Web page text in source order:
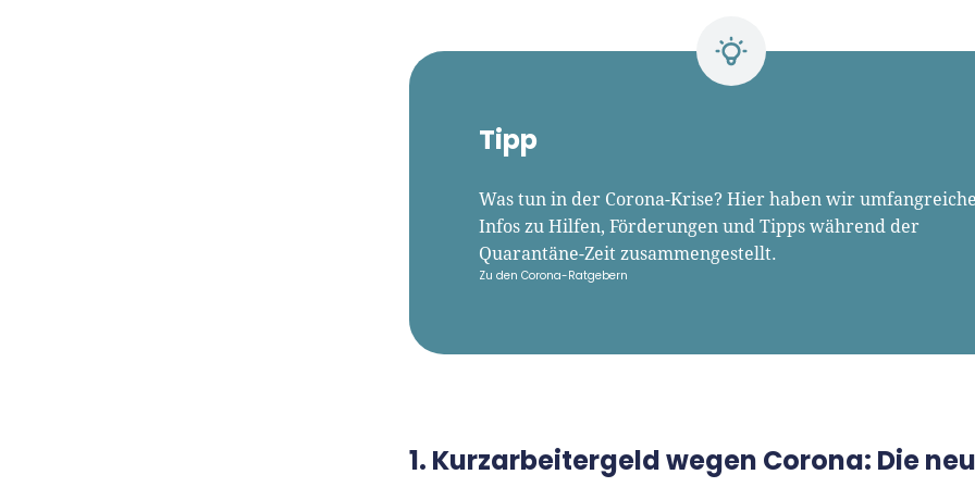
Tipp
Was tun in der Corona-Krise? Hier haben wir umfangreiche
Infos zu Hilfen, Förderungen und Tipps während der
Quarantäne-Zeit zusammengestellt.
Zu den Corona-Ratgebern
1. Kurzarbeitergeld wegen Corona: Die